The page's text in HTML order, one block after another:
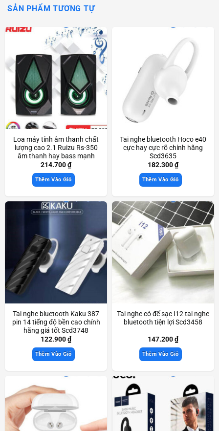
SẢN PHẨM TƯƠNG TỰ
Loa máy tính âm thanh chất
lượng cao 2.1 Ruizu Rs-350
âm thanh hay bass mạnh
Scd3436
214.700₫
Thêm Vào Giỏ
Tai nghe bluetooth Hoco e40
cực hay cực rõ chính hãng
Scd3635
182.300₫
Thêm Vào Giỏ
Tai nghe bluetooth Kaku 387
pin 14 tiếng độ bền cao chính
hãng giá tốt Scd3748
122.900₫
Thêm Vào Giỏ
Tai nghe có đế sạc I12 tai nghe
bluetooth tiện lợi Scd3458
147.200₫
Thêm Vào Giỏ